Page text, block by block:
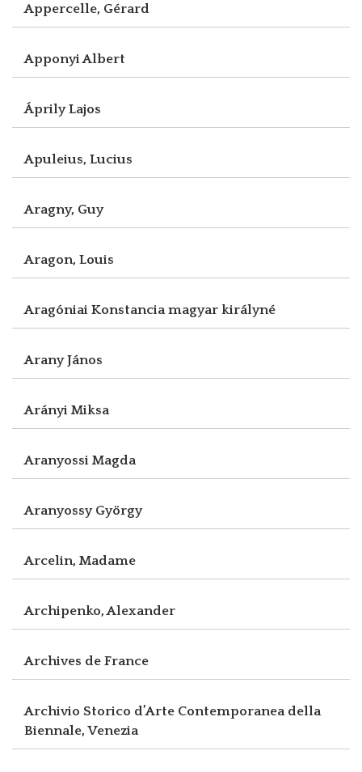
Appercelle, Gérard
Apponyi Albert
Áprily Lajos
Apuleius, Lucius
Aragny, Guy
Aragon, Louis
Aragóniai Konstancia magyar királyné
Arany János
Arányi Miksa
Aranyossi Magda
Aranyossy György
Arcelin, Madame
Archipenko, Alexander
Archives de France
Archivio Storico d’Arte Contemporanea della
Biennale, Venezia